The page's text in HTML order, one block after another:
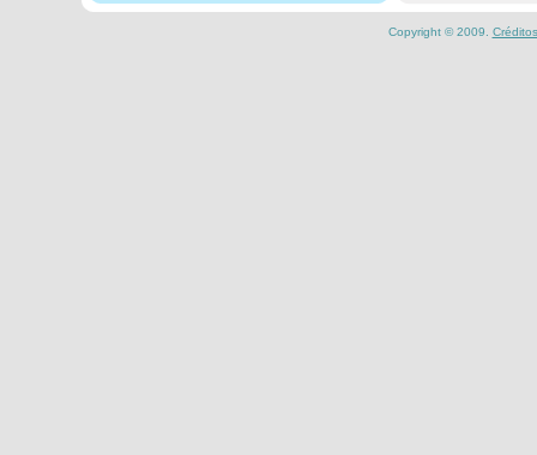
Copyright © 2009. Créditos